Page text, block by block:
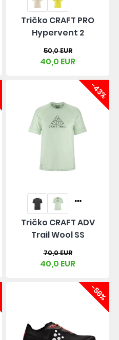
Tričko CRAFT PRO
Hypervent 2
50,0 EUR
40,0 EUR
-43%
Tričko CRAFT ADV
Trail Wool SS
70,0 EUR
40,0 EUR
-56%